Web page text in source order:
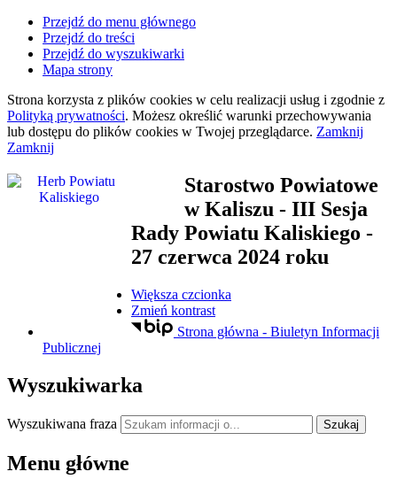
Przejdź do menu głównego
Przejdź do treści
Przejdź do wyszukiwarki
Mapa strony
Strona korzysta z plików cookies w celu realizacji usług i zgodnie z
Polityką prywatności. Możesz określić warunki przechowywania
lub dostępu do plików cookies w Twojej przeglądarce. Zamknij
Zamknij
Starostwo Powiatowe
w Kaliszu - III Sesja
Rady Powiatu Kaliskiego -
27 czerwca 2024 roku
Większa czcionka
Zmień kontrast
Strona główna - Biuletyn Informacji
Publicznej
Wyszukiwarka
Wyszukiwana fraza Szukaj
Menu główne